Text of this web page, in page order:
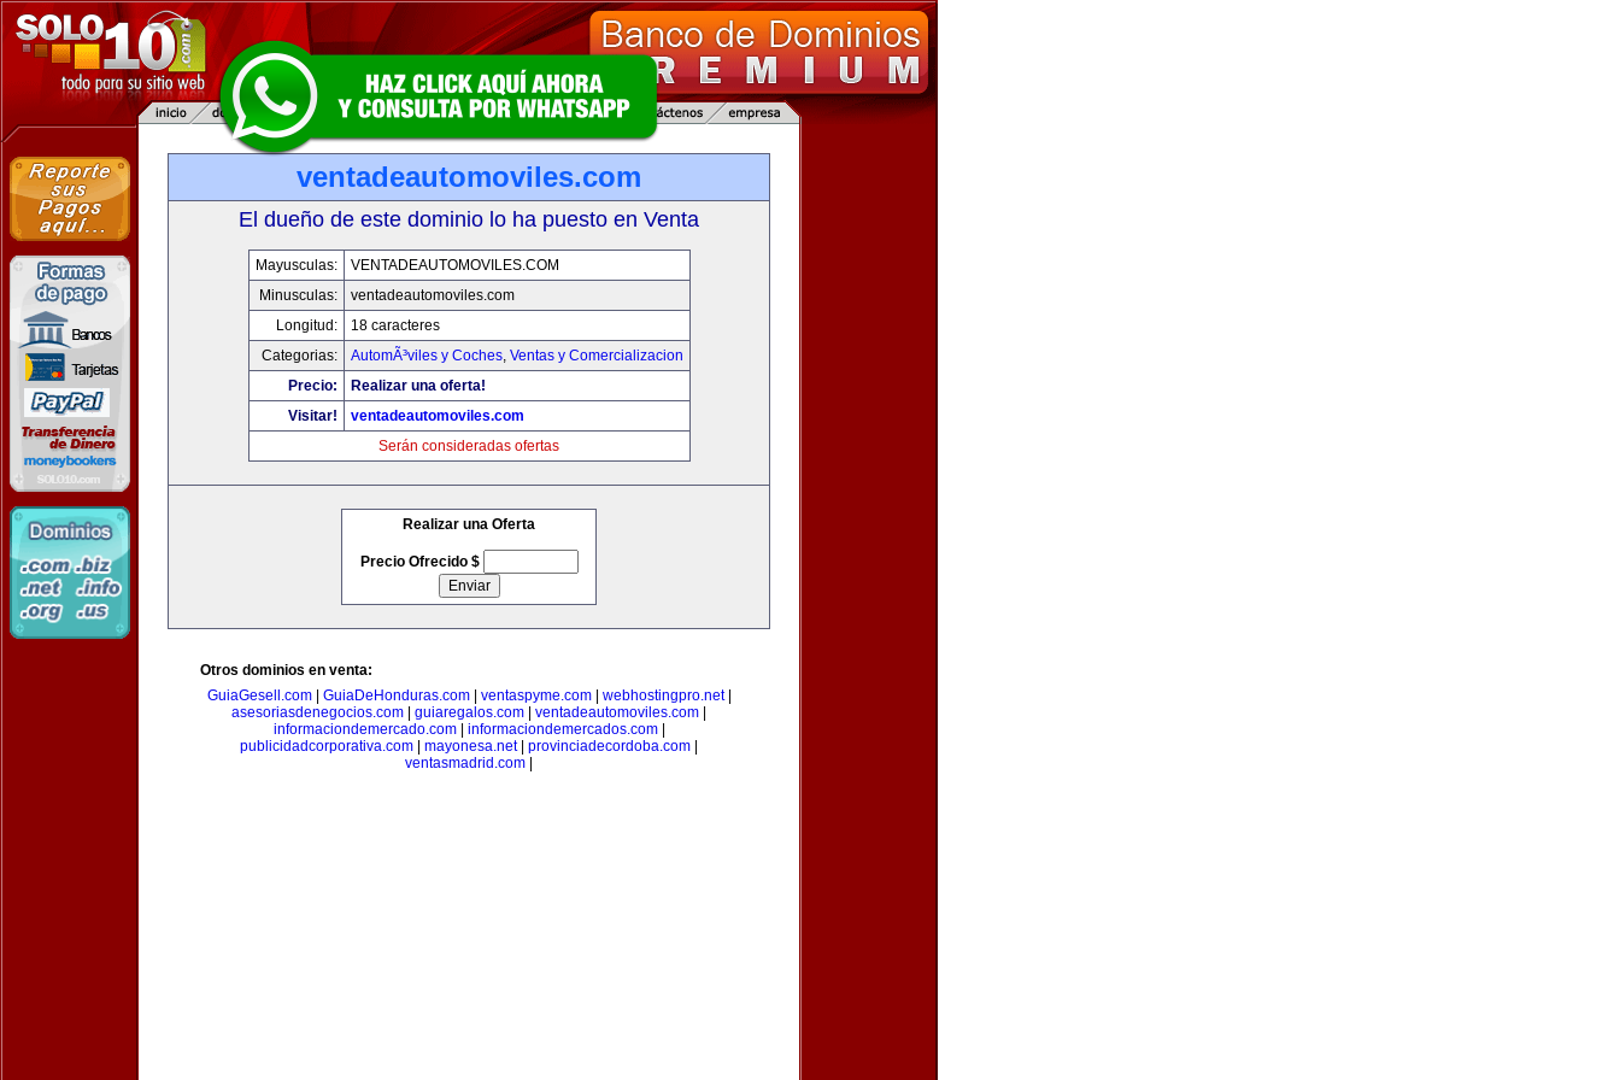
ventadeautomoviles.com
El dueño de este dominio lo ha puesto en Venta
Mayusculas:
VENTADEAUTOMOVILES.COM
Minusculas:
ventadeautomoviles.com
Longitud:
18 caracteres
Categorias:
AutomÃ³viles y Coches, Ventas y Comercializacion
Precio:
Realizar una oferta!
Visitar!
ventadeautomoviles.com
Serán consideradas ofertas
Realizar una Oferta
Precio Ofrecido $
Otros dominios en venta:
GuiaGesell.com| GuiaDeHonduras.com| ventaspyme.com| webhostingpro.net|
asesoriasdenegocios.com
guiaregalos.com ventadeautomoviles.com
informaciondemercado.com| informaciondemercados.com|
publicidadcorporativa.com
mayonesa.net| provinciadecordoba.com
ventasmadrid.com